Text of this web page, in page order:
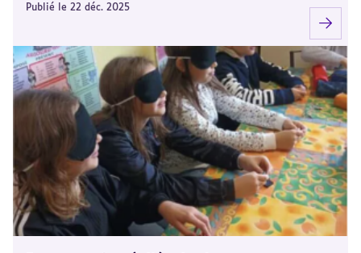
Publié le 22 déc. 2025